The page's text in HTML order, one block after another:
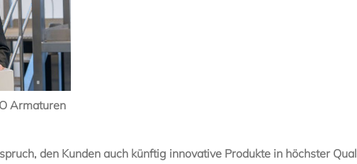
Armaturen
den Kunden auch künftig innovative Produkte in höchster